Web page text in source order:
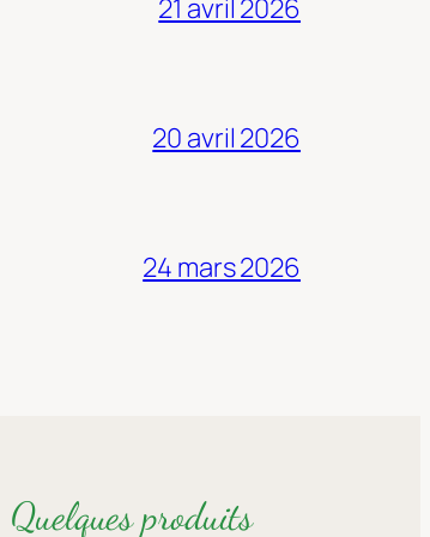
21 avril 2026
20 avril 2026
24 mars 2026
Quelques produits